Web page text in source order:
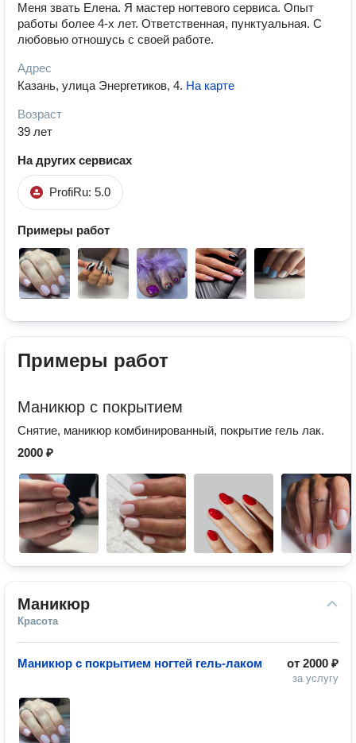
Меня звать Елена. Я мастер ногтевого сервиса. Опыт
работы более 4-х лет. Ответственная, пунктуальная. С
любовью отношусь с своей работе.
Адрес
Казань, улица Энергетиков, 4. На карте
Возраст
39 лет
На других сервисах
ProfiRu: 5.0
Примеры работ
Примеры работ
Маникюр с покрытием
Снятие, маникюр комбинированный, покрытие гель лак.
2000 ₽
Маникюр
Красота
от 2000 ₽
за услугу
Маникюр с покрытием ногтей гель-лаком